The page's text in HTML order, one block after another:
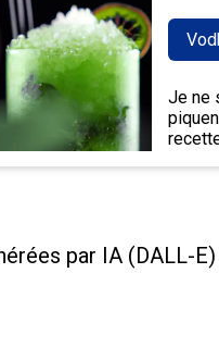
Je ne
par IA (DALL-